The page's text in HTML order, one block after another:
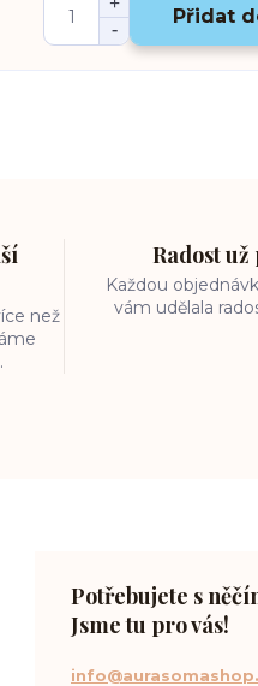
Přidat
než
Radost
Každou
vám udělala
Potřebujete s
Jsme tu pro vás!